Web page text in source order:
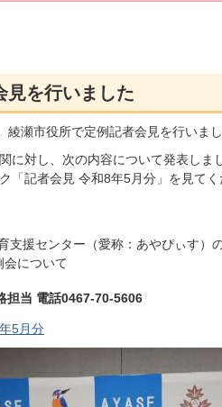
見を行いました
綾瀬市役所で定例記者会見を行いまし
に対し、次の内容について発表しま
「記者会見 令和8年5月分」を見てく
支援センター（愛称：あやぴぃす）
会について
担当 電話0467-70-5606
5月分